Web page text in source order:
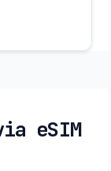
eSIM